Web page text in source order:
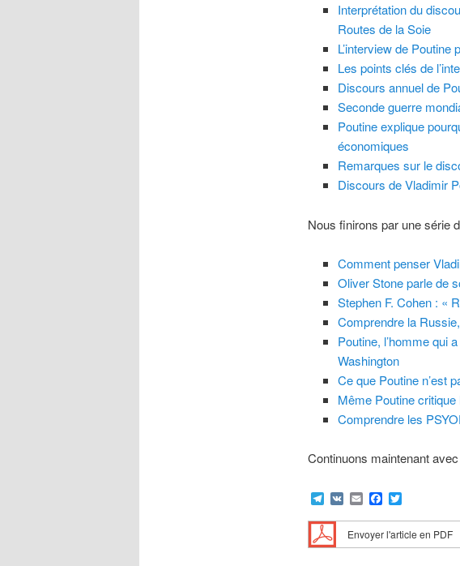
Interprétation du
Routes de la Soie
L’interview de Poutine
Les points clés de
Discours annuel de
Seconde guerre
Poutine explique
économiques
Remarques sur le
Discours de Vladimir
Nous finirons par une série
Comment penser
Oliver Stone parle de
Stephen F. Cohen : «
Comprendre la
Poutine, l’homme qui
Washington
Ce que Poutine n’est
Même Poutine
Comprendre les
Continuons maintenant
Telegram
VKEmailFacebook
Twitter
Envoyer l'article en PDF